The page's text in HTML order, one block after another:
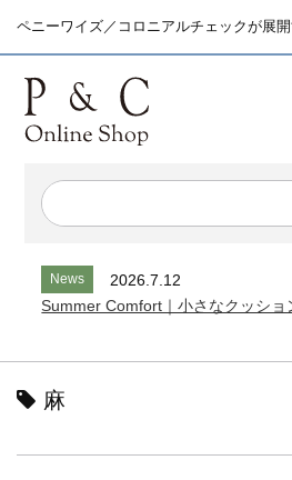
ペニーワイズ／コロニアルチェックが展
検索キーワード
News
2026.7.12
Summer Comfort｜小さなクッショ
麻